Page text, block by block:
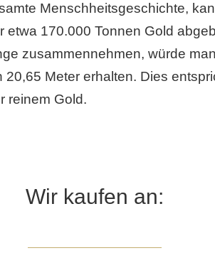
Menschheitsgeschichte,
etwa 170.000 Tonnen Gold
zusammennehmen, würde
Meter erhalten. Dies
reinem Gold.
Wir kaufen an: